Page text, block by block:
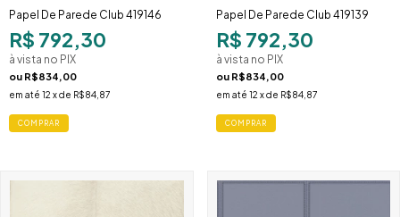
Papel De Parede Club 419146
R$ 792,30
à vista no PIX
ou R$834,00
em até 12 x de R$84,87
Papel De Parede Club 419139
R$ 792,30
à vista no PIX
ou R$834,00
em até 12 x de R$84,87